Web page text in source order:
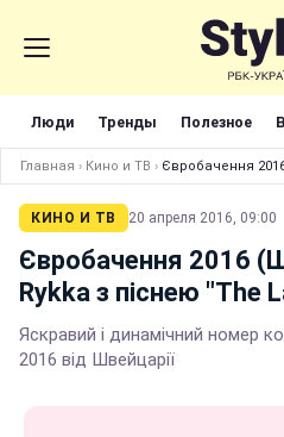
Люди Тренды Полезное
Главная › Кино и ТВ › Євробачення
КИНО И ТВ 20 апреля 2016, 09:00
Євробачення 2016
Rykka з піснею "The
Яскравий і динамічний номер
2016 від Швейцарії